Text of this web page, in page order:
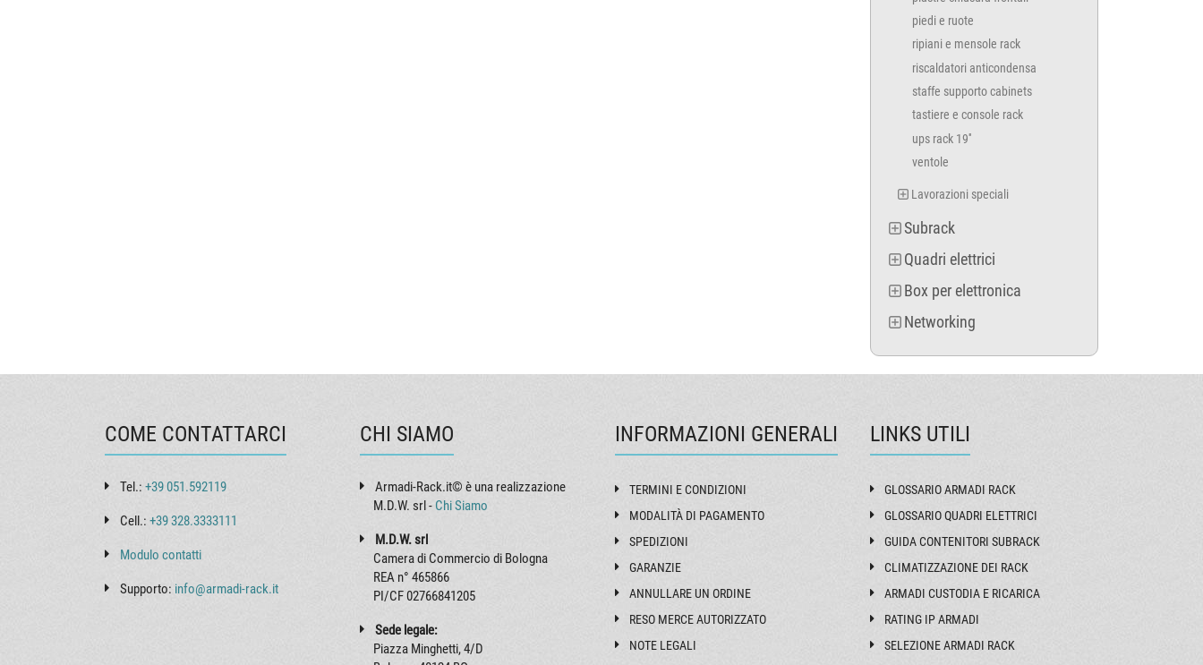
piedi e ruote
ripiani e mensole rack
riscaldatori anticondensa
staffe supporto cabinets
tastiere e console rack
ups rack 19''
ventole
Lavorazioni speciali
Subrack
Quadri elettrici
Box per elettronica
Networking
COME CONTATTARCI
Tel.: +39 051.592119
Cell.: +39 328.3333111
Modulo contatti
Supporto: info@armadi-rack.it
CHI SIAMO
Armadi-Rack.it© è una realizzazione
M.D.W. srl - Chi Siamo
M.D.W. srl
Camera di Commercio di Bologna
REA n° 465866
PI/CF 02766841205
Sede legale:
Piazza Minghetti, 4/D
INFORMAZIONI GENERALI
TERMINI E CONDIZIONI
MODALITÀ DI PAGAMENTO
SPEDIZIONI
GARANZIE
ANNULLARE UN ORDINE
RESO MERCE AUTORIZZATO
NOTE LEGALI
LINKS UTILI
GLOSSARIO ARMADI RACK
GLOSSARIO QUADRI ELETTRICI
GUIDA CONTENITORI SUBRACK
CLIMATIZZAZIONE DEI RACK
ARMADI CUSTODIA E RICARICA
RATING IP ARMADI
SELEZIONE ARMADI RACK